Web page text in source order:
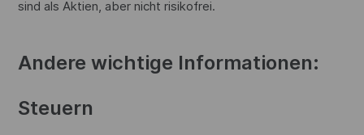
sind als Aktien, aber nicht risikofrei.
Andere wichtige Informationen:
Steuern